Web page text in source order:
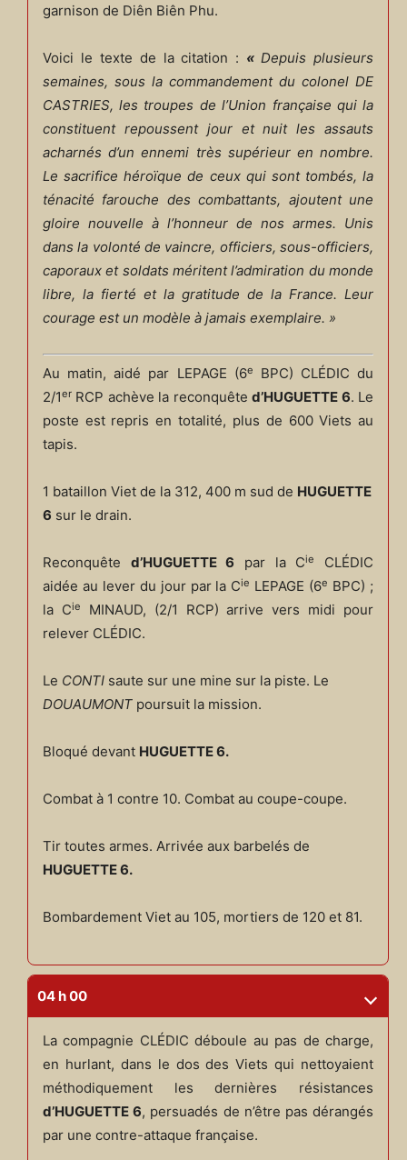
garnison de Diên Biên Phu.
Voici le texte de la citation : « Depuis plusieurs
semaines, sous la commandement du colonel DE
CASTRIES, les troupes de l’Union française qui la
constituent repoussent jour et nuit les assauts
acharnés d’un ennemi très supérieur en nombre.
Le sacrifice héroïque de ceux qui sont tombés, la
ténacité farouche des combattants, ajoutent une
gloire nouvelle à l’honneur de nos armes. Unis
dans la volonté de vaincre, officiers, sous-officiers,
caporaux et soldats méritent l’admiration du monde
libre, la fierté et la gratitude de la France. Leur
courage est un modèle à jamais exemplaire. »
Au matin, aidé par LEPAGE (6e
BPC) CLÉDIC du
2/1erRCP achève la reconquêted’HUGUETTE 6. Le
poste est repris en totalité, plus de 600 Viets au
tapis.
1 bataillon Viet de la 312, 400 m sud de HUGUETTE
6 sur le drain.
Reconquête d’HUGUETTE 6 par la Cie
CLÉDIC
aidée au lever du jour par la Cie LEPAGE (6e BPC) ;
la Cie
MINAUD, (2/1 RCP) arrive vers midi pour
relever CLÉDIC.
Le CONTIsaute sur une mine sur la piste. Le
DOUAUMONTpoursuit la mission.
Bloqué devant HUGUETTE 6.
Combat à 1 contre 10. Combat au coupe-coupe.
Tir toutes armes. Arrivée aux barbelés de
HUGUETTE 6.
Bombardement Viet au 105, mortiers de 120 et 81.
04 h 00
La compagnie CLÉDIC déboule au pas de charge,
en hurlant, dans le dos des Viets qui nettoyaient
méthodiquement les dernières résistances
d’HUGUETTE 6, persuadés de n’être pas dérangés
par une contre-attaque française.